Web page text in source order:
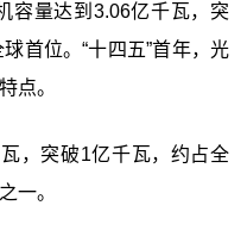
容量达到3.06亿千瓦，突
首位。“十四五”首年，光
点。
，突破1亿千瓦，约占全
一。